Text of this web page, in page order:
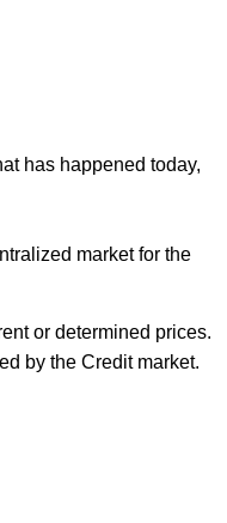
has happened today,
market for the
or determined prices.
by the Credit market.